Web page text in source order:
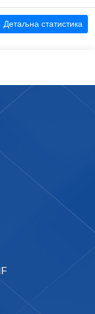
Детаљна статистика